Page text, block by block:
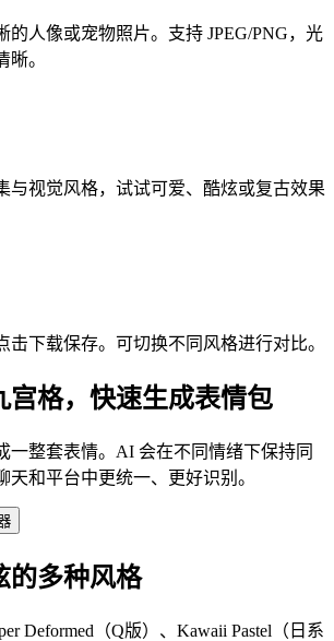
的人像或宠物照片。支持 JPEG/PNG，光
。
与视觉风格，试试可爱、酷炫或复古效果
击下载保存。可切换不同风格进行对比。
宫格，快速生成表情包
一整套表情。AI 会在不同情绪下保持同
天和平台中更统一、更好识别。
的多种风格
Deformed（Q版）、Kawaii Pastel（日系